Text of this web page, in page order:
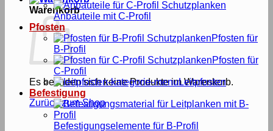
Warenkorb
Es befinden sich keine Produkte im Warenkorb.
Zurück zum Shop
Anbauteile mit C-Profil
Pfosten
Pfosten für
B-Profil
Pfosten für
C-Profil
Leitpfosten
Befestigung
Befestigungselemente für B-Profil